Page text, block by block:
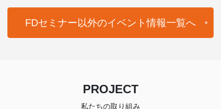
FDセミナー以外のイベント情報一覧へ
PROJECT
私たちの取り組み